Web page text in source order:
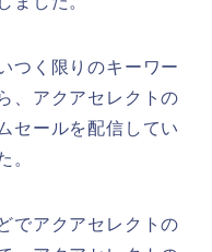
つく限りのキーワー
、アクアセレクトの
セールを配信してい
。
でアクアセレクトの